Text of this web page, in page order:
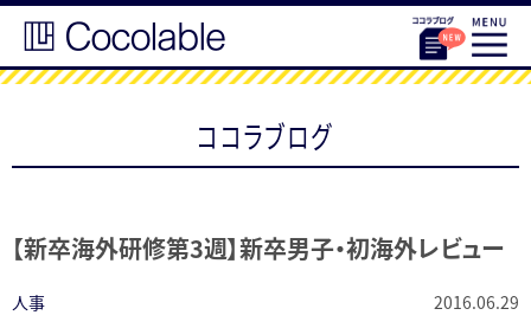
ココラブログ
【新卒海外研修第3週】新卒男子・初海外レビュー
人事 2016.06.29